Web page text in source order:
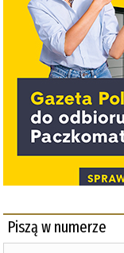
Piszą w numerze